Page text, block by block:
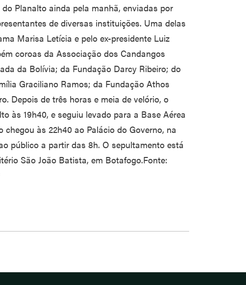
Planalto ainda pela manhã, enviadas por
de diversas instituições. Uma delas
Marisa Letícia e pelo ex-presidente Luiz
coroas da Associação dos Candangos
da Bolívia; da Fundação Darcy Ribeiro; do
Graciliano Ramos; da Fundação Athos
Depois de três horas e meia de velório, o
às 19h40, e seguiu levado para a Base Aérea
chegou às 22h40 ao Palácio do Governo, na
público a partir das 8h. O sepultamento está
São João Batista, em Botafogo.Fonte: